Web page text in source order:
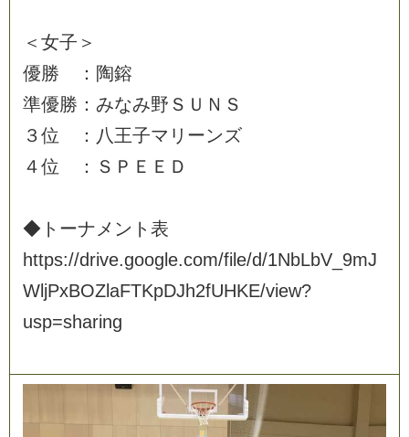
＜ 女子 ＞
優勝 ： 陶鎔
準優勝 ： みなみ野 Ｓ Ｕ Ｎ Ｓ
３位 ： 八王子マ リ ーンズ
４位 ： Ｓ Ｐ Ｅ Ｅ Ｄ
◆ ト ーナ メ ン ト 表
https://drive.goog e.com/fi e/d/1NbLbV 9mJ
W jPxBOZaFTKpDJh2fUHKE/view?
usp=sharing